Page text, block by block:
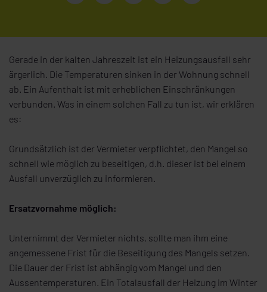
Gerade in der kalten Jahreszeit ist ein Heizungsausfall sehr
ärgerlich. Die Temperaturen sinken in der Wohnung schnell
ab. Ein Aufenthalt ist mit erheblichen Einschränkungen
verbunden. Was in einem solchen Fall zu tun ist, wir erklären
es:
Grundsätzlich ist der Vermieter verpflichtet, den Mangel so
schnell wie möglich zu beseitigen, d.h. dieser ist bei einem
Ausfall unverzüglich zu informieren.
Ersatzvornahme möglich:
Unternimmt der Vermieter nichts, sollte man ihm eine
angemessene Frist für die Beseitigung des Mangels setzen.
Die Dauer der Frist ist abhängig vom Mangel und den
Aussentemperaturen. Ein Totalausfall der Heizung im Winter